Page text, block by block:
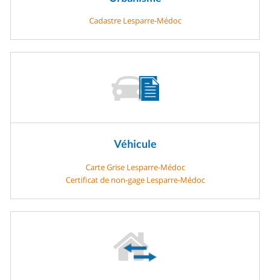
Cadastre Lesparre-Médoc
Véhicule
Carte Grise Lesparre-Médoc
Certificat de non-gage Lesparre-Médoc